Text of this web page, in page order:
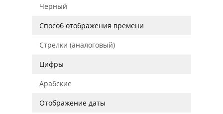
Черный
Способ отображения времени
Стрелки (аналоговый)
Цифры
Арабские
Отображение даты